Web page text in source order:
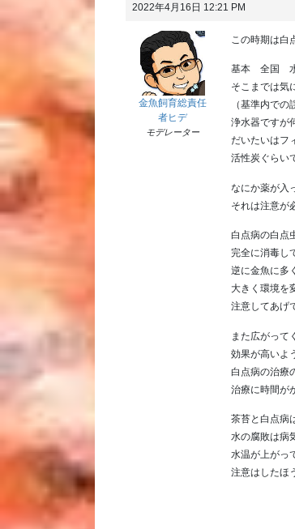
2022年4月16日 12:21 PM
金魚飼育総責任
者ヒデ
モデレーター
この時期は白
基本 全国 水
そこまでは気
（基準内での
浄水器ですが
だいたいはフ
活性炭ぐらい
なにか薬が入
それは注意が
白点病の白点
完全に消毒し
逆に金魚に多
大きく環境を
注意してあげ
また広がって
効果が高いよ
白点病の治療
治療に時間が
茶苔と白点病
水の腐敗は病
水温が上がっ
注意はしたほ